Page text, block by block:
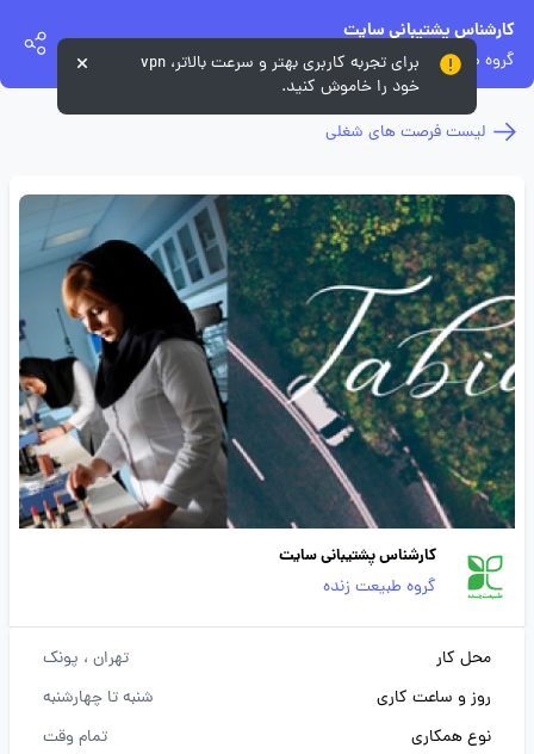
کارشناس پشتیبانی سایت
گروه طبیعت زنده
لیست فرصت های شغلی
کارشناس پشتیبانی سایت
گروه طبیعت زنده
محل کار تهران ، پونک
روز و ساعت کاری
شنبه تا چهارشنبه
نوع همکاری
تمام وقت
برای تجربه کاربری بهتر و سرعت بالاتر، vpn
خود را خاموش کنید.